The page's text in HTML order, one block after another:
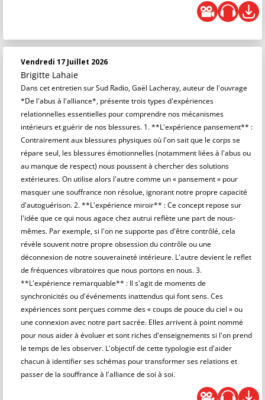
Vendredi 17 Juillet 2026
Brigitte Lahaie
Dans cet entretien sur Sud Radio, Gaël Lacheray, auteur de l'ouvrage
*De l'abus à l'alliance*, présente trois types d'expériences
relationnelles essentielles pour comprendre nos mécanismes
intérieurs et guérir de nos blessures. 1. **L'expérience pansement** :
Contrairement aux blessures physiques où l'on sait que le corps se
répare seul, les blessures émotionnelles (notamment liées à l'abus ou
au manque de respect) nous poussent à chercher des solutions
extérieures. On utilise alors l'autre comme un « pansement » pour
masquer une souffrance non résolue, ignorant notre propre capacité
d'autoguérison. 2. **L'expérience miroir** : Ce concept repose sur
l'idée que ce qui nous agace chez autrui reflète une part de nous-
mêmes. Par exemple, si l'on ne supporte pas d'être contrôlé, cela
révèle souvent notre propre obsession du contrôle ou une
déconnexion de notre souveraineté intérieure. L'autre devient le reflet
de fréquences vibratoires que nous portons en nous. 3.
**L'expérience remarquable** : Il s'agit de moments de
synchronicités ou d'événements inattendus qui font sens. Ces
expériences sont perçues comme des « coups de pouce du ciel » ou
une connexion avec notre part sacrée. Elles arrivent à point nommé
pour nous aider à évoluer et sont riches d'enseignements si l'on prend
le temps de les observer. L'objectif de cette typologie est d'aider
chacun à identifier ses schémas pour transformer ses relations et
passer de la souffrance à l'alliance de soi à soi.